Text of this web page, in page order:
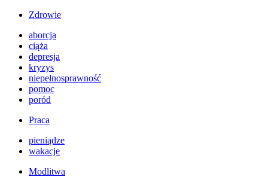
Zdrowie
aborcja
ciąża
depresja
kryzys
niepełnosprawność
pomoc
poród
Praca
pieniądze
wakacje
Modlitwa